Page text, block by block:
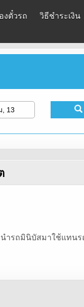
งตั๋วรถ วิธีชำระเงิน
, 13
ำรถมินิบัสมาใช้แทน